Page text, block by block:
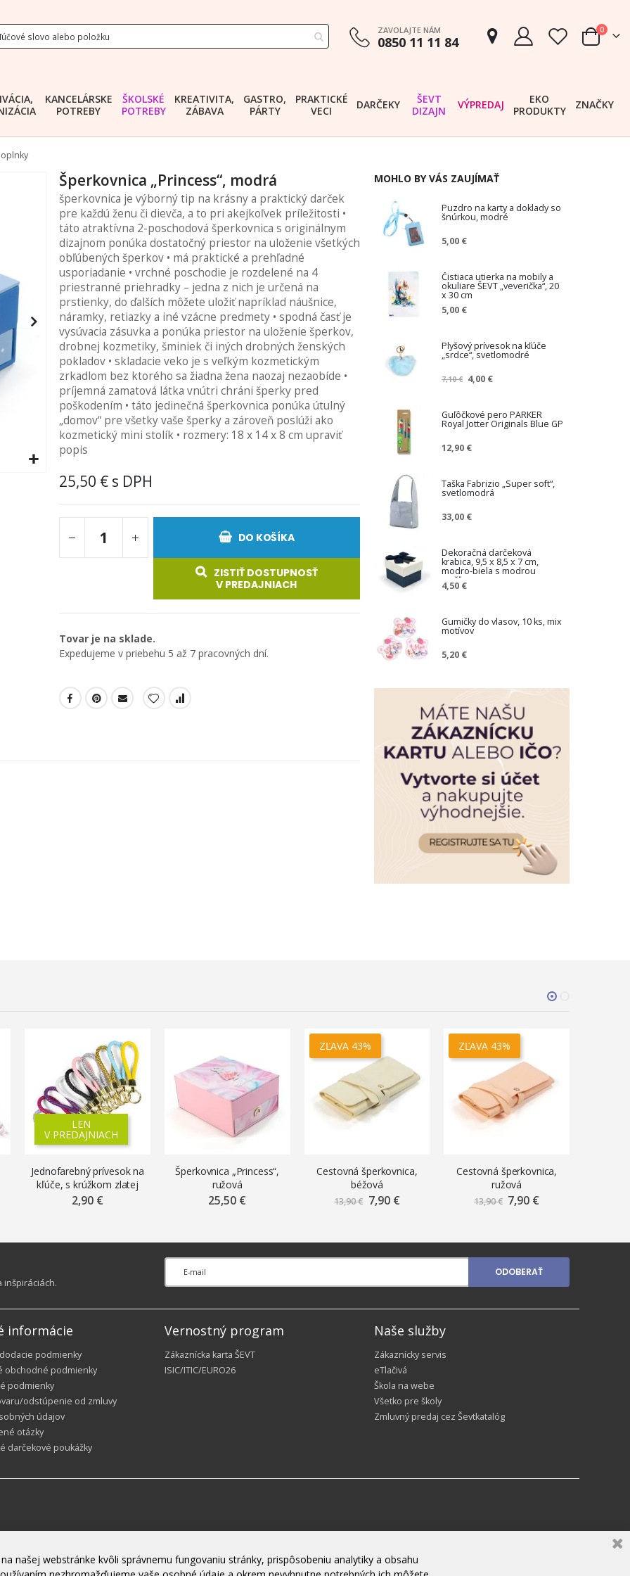
ZAVOLAJTE NÁM
0850 11 11 84 Cart
0
KANCELÁRSKE
POTREBY
ŠKOLSKÉ
POTREBY
KREATIVITA,
ZÁBAVA
GASTRO,
PÁRTY
PRAKTICKÉ
VECI
DARČEKY
ŠEVT
DIZAJN
VÝPREDAJ
EKO
PRODUKTY
ZNAČKY
Šperkovnica „Princess“, modrá
šperkovnica je výborný tip na krásny a praktický darček
pre každú ženu či dievča, a to pri akejkoľvek príležitosti •
táto atraktívna 2-poschodová šperkovnica s originálnym
dizajnom ponúka dostatočný priestor na uloženie všetkých
obľúbených šperkov • má praktické a prehľadné
usporiadanie • vrchné poschodie je rozdelené na 4
priestranné priehradky – jedna z nich je určená na
prstienky, do ďalších môžete uložiť napríklad náušnice,
náramky, retiazky a iné vzácne predmety • spodná časť je
vysúvacia zásuvka a ponúka priestor na uloženie šperkov,
drobnej kozmetiky, šminiek či iných drobných ženských
pokladov • skladacie veko je s veľkým kozmetickým
zrkadlom bez ktorého sa žiadna žena naozaj nezaobíde •
príjemná zamatová látka vnútri chráni šperky pred
poškodením • táto jedinečná šperkovnica ponúka útulný
„domov“ pre všetky vaše šperky a zároveň poslúži ako
kozmetický mini stolík • rozmery: 18 x 14 x 8 cm upraviť
popis
25,50 €
DO KOŠÍKA
ZISTIŤ DOSTUPNOSŤ
V PREDAJNIACH
Tovar je na sklade.
Expedujeme v priebehu 5 až 7 pracovných dní.
MOHLO BY VÁS ZAUJÍMAŤ
Puzdro na karty a doklady so
šnúrkou, modré
5,00 €
Čistiaca utierka na mobily a
okuliare ŠEVT „veverička“, 20
x 30 cm
5,00 €
Plyšový prívesok na kľúče
„srdce“, svetlomodré
7,10 €
Z
ž
e
á
n
a
4,00 €
Guľôčkové pero PARKER
Royal Jotter Originals Blue GP
12,90 €
Taška Fabrizio „Super soft“,
svetlomodrá
33,00 €
Dekoračná darčeková
krabica, 9,5 x 8,5 x 7 cm,
modro-biela s modrou
mašľou
4,50 €
Gumičky do vlasov, 10 ks, mix
motívov
5,20 €
LEN
V PREDAJNIACH
Jednofarebný prívesok na
kľúče, s krúžkom zlatej
farby, mix farieb
2,90 €
Šperkovnica „Princess“,
ružová
25,50 €
ZĽAVA 43%
Cestovná šperkovnica,
béžová
13,90 € Znížená
cena
7,90 €
ZĽAVA 43%
Cestovná šperkovnica,
ružová
13,90 € Znížená
cena
7,90 €
ODOBERAŤ
informácie
podmienky
obchodné podmienky
podmienky
odstúpenie od zmluvy
údajov
otázky
darčekové poukážky
Vernostný program
Zákaznícka karta ŠEVT
ISIC/ITIC/EURO26
Naše služby
Zákaznícky servis
eTlačivá
Škola na webe
Všetko pre školy
Zmluvný predaj cez Ševtkatalóg
našej webstránke kvôli správnemu fungovaniu stránky, prispôsobeniu analytiky a obsahu